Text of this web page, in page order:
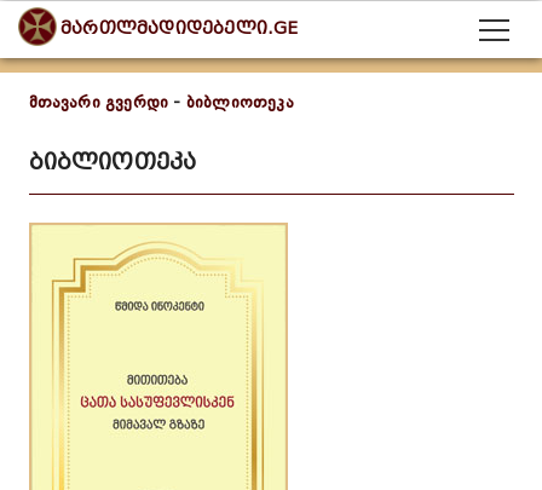
მართლმადიდებელი.GE
მთავარი გვერდი - ბიბლიოთეკა
ბიბლიოთეკა